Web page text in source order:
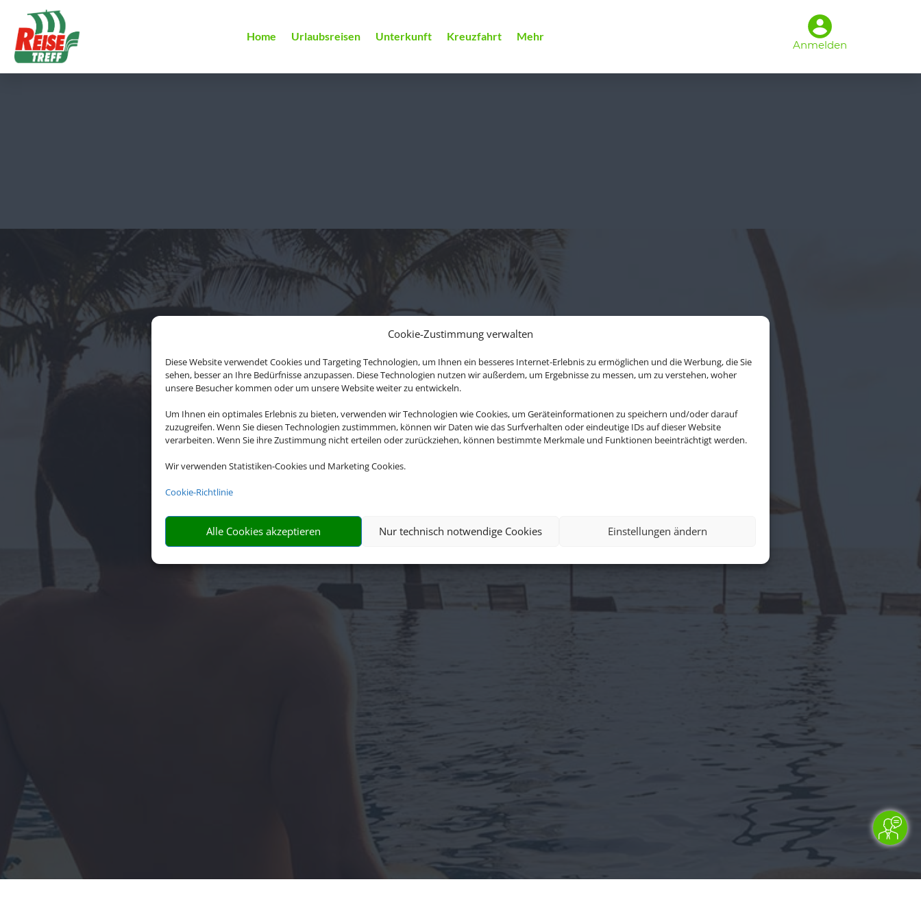
Cookie-Zustimmung verwalten
Diese Website verwendet Cookies und Targeting Technologien, um Ihnen ein besseres Internet-Erlebnis zu ermöglichen und die Werbung, die Sie
sehen, besser an Ihre Bedürfnisse anzupassen. Diese Technologien nutzen wir außerdem, um Ergebnisse zu messen, um zu verstehen, woher
unsere Besucher kommen oder um unsere Website weiter zu entwickeln.
Um Ihnen ein optimales Erlebnis zu bieten, verwenden wir Technologien wie Cookies, um Geräteinformationen zu speichern und/oder darauf
zuzugreifen. Wenn Sie diesen Technologien zustimmmen, können wir Daten wie das Surfverhalten oder eindeutige IDs auf dieser Website
verarbeiten. Wenn Sie ihre Zustimmung nicht erteilen oder zurückziehen, können bestimmte Merkmale und Funktionen beeinträchtigt werden.
Wir verwenden Statistiken-Cookies und Marketing Cookies.
Cookie-Richtlinie
Alle Cookies akzeptieren Nur technisch notwendige Cookies Einstellungen ändern
Home Urlaubsreisen Unterkunft Kreuzfahrt Mehr
Anmelden
Die Abwicklung der Buchung übernimmt Schmetterling International GmbH &